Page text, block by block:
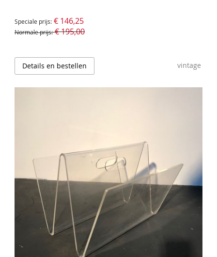
Speciale prijs € 146,25
Normale prijs € 195,00
Details en bestellen vintage